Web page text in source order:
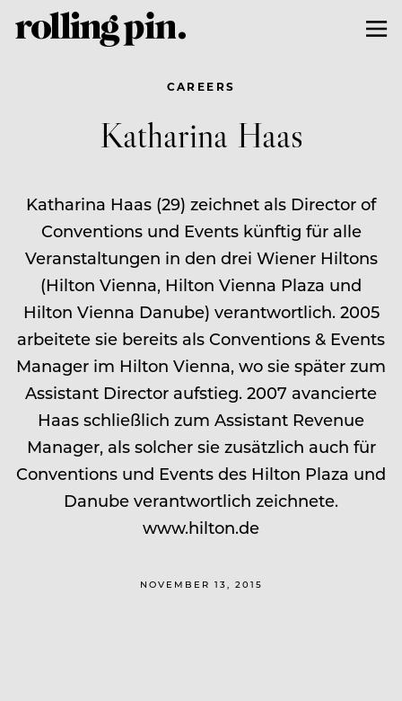
CAREERS
Katharina Haas
Katharina Haas (29) zeichnet als Director of
Conventions und Events künftig für alle
Veranstaltungen in den drei Wiener Hiltons
(Hilton Vienna, Hilton Vienna Plaza und
Hilton Vienna Danube) verantwortlich. 2005
arbeitete sie bereits als Conventions & Events
Manager im Hilton Vienna, wo sie später zum
Assistant Director aufstieg. 2007 avancierte
Haas schließlich zum Assistant Revenue
Manager, als solcher sie zusätzlich auch für
Conventions und Events des Hilton Plaza und
Danube verantwortlich zeichnete.
www.hilton.de
NOVEMBER 13, 2015